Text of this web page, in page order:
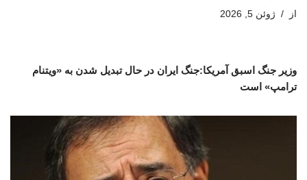
از ژوئن 5, 2026
وزیر جنگ اسبق آمریکا:جنگ ایران در حال تبدیل شدن به «ویتنام
ترامپ» است